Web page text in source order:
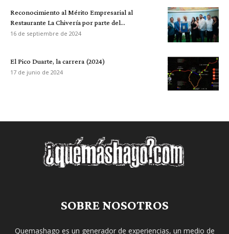
Reconocimiento al Mérito Empresarial al
Restaurante La Chivería por parte del...
16 de septiembre de 2024
El Pico Duarte, la carrera (2024)
17 de junio de 2024
SOBRE NOSOTROS
Quemashago es un generador de experiencias, un medio de